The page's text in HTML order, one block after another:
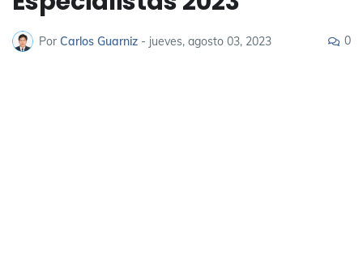
Por Carlos Guarniz - jueves, agosto 03, 2023 0